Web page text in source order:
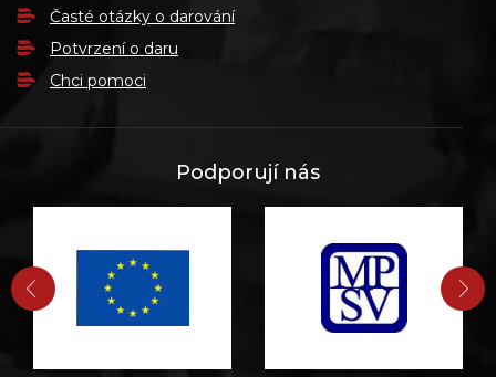
Časté otázky o darování
Potvrzení o daru
Chci pomoci
Podporují nás
PŘEDCHOZÍ